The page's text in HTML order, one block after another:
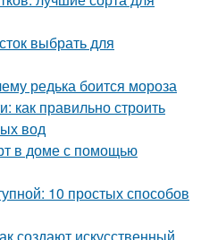
выбрать для
редька боится мороза
как правильно строить
вод
в доме с помощью
10 простых способов